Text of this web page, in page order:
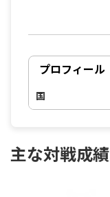
プロフィール
国
主な対戦成績